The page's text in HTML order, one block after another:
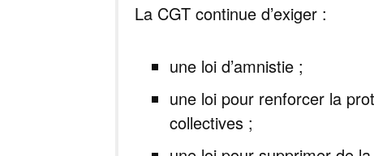
La CGT continue d’exiger :
une loi d’amnistie ;
une loi pour renforcer la
collectives ;